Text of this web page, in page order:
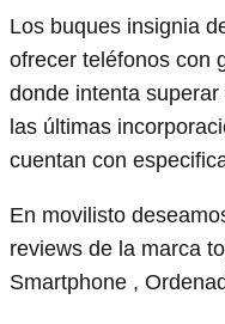
Los buques insignia
ofrecer teléfonos con
donde intenta
las últimas
cuentan con
En movilisto
reviews de la marca
Smartphone ,